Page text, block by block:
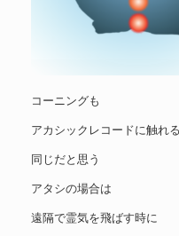
コーニングも
アカシックレコードに触れ
同じだと思う
アタシの場合は
遠隔で霊気を飛ばす時に